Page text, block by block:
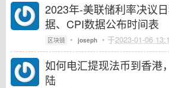
2023年-美联储利率决议
据、CPI数据公布时间表
区块链 • joseph • 于2023-01-06
如何电汇提现法币到香港
陆